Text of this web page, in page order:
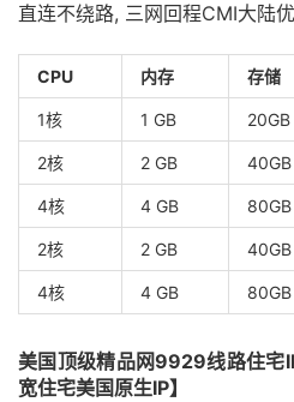
直连不绕路, 三网回程CMI大陆
CPU 内存 存储
1核 1 GB
2核 2 GB
4核 4 GB
2核 2 GB
4核 4 GB
美国顶级精品网9929线路住宅
宽住宅美国原生IP】